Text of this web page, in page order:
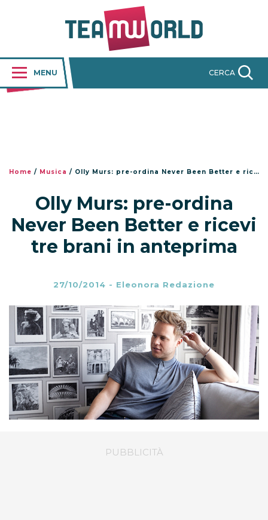
MENU CERCA
Home / Musica / Olly Murs: pre-ordina Never Been Better e ricevi tre brani in anteprima
Olly Murs: pre-ordina
Never Been Better e ricevi
tre brani in anteprima
27/10/2014 - Eleonora Redazione